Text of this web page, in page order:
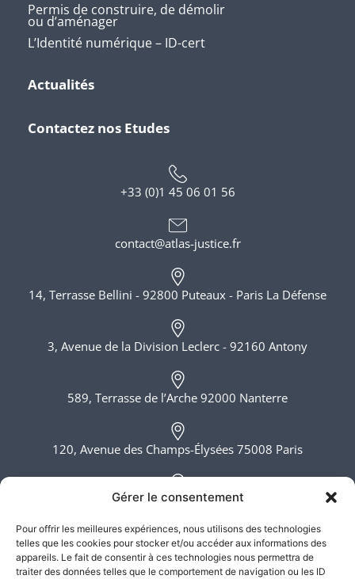
Gérer le consentement
Pour offrir les meilleures expériences, nous utilisons des technologies
telles que les cookies pour stocker et/ou accéder aux informations des
appareils. Le fait de consentir à ces technologies nous permettra de
traiter des données telles que le comportement de navigation ou les ID
Permis de construire, de démolir
ou d’aménager
L’Identité numérique – ID-cert
Actualités
Contactez nos Etudes
+33 (0)1 45 06 01 56
contact@atlas-justice.fr
14, Terrasse Bellini - 92800 Puteaux - Paris La Défense
3, Avenue de la Division Leclerc - 92160 Antony
589, Terrasse de l’Arche 92000 Nanterre
120, Avenue des Champs-Élysées 75008 Paris
6, rue du Bois Sauvage 91000 Evry
Lundi - Vendredi, 8h - 20h